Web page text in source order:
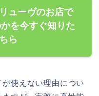
ューヴのお店で
を今すぐ知りた
ら
使えない理由につい